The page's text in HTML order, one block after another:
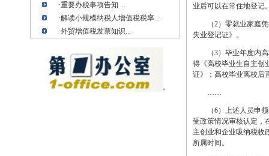
·重要办税事项告知 ...
·解读小规模纳税人增值税税率...
·外贸增值税发票知识...
业后可以在常住地登记
（2）零就业家庭凭
失业登记证》。
（3）毕业年度内高
得《高校毕业生自主创
证》；高校毕业离校后
……
（6）上述人员申领
受政策情况审核认定，
主创业和企业吸纳税收
所属时间。